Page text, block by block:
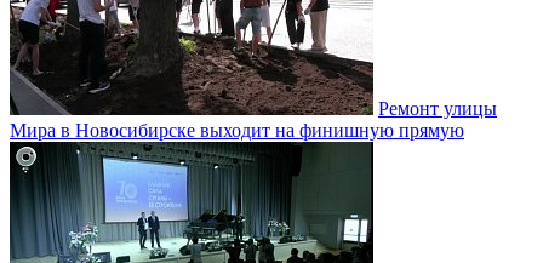
Ремонт улицы
Мира в Новосибирске выходит на финишную прямую